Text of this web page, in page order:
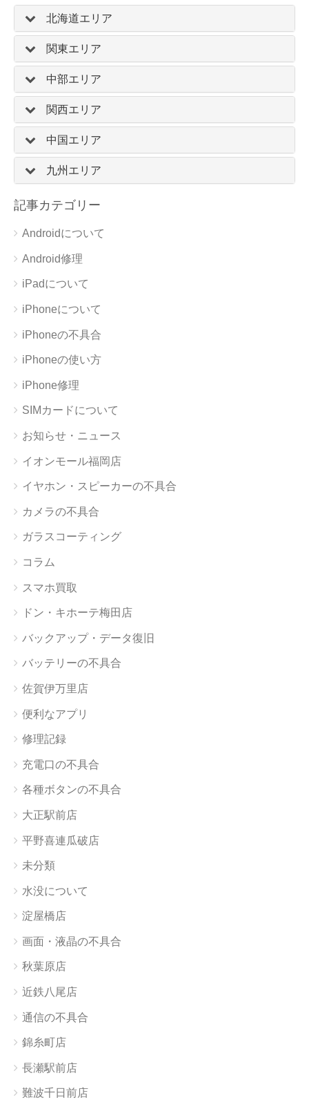
北海道エリア
関東エリア
中部エリア
関西エリア
中国エリア
九州エリア
記事カテゴリー
Androidについて
Android修理
iPadについて
iPhoneについて
iPhoneの不具合
iPhoneの使い方
iPhone修理
SIMカードについて
お知らせ・ニュース
イオンモール福岡店
イヤホン・スピーカーの不具合
カメラの不具合
ガラスコーティング
コラム
スマホ買取
ドン・キホーテ梅田店
バックアップ・データ復旧
バッテリーの不具合
佐賀伊万里店
便利なアプリ
修理記録
充電口の不具合
各種ボタンの不具合
大正駅前店
平野喜連瓜破店
未分類
水没について
淀屋橋店
画面・液晶の不具合
秋葉原店
近鉄八尾店
通信の不具合
錦糸町店
長瀬駅前店
難波千日前店